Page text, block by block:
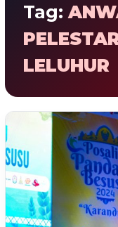
Tag:
LELUHUR